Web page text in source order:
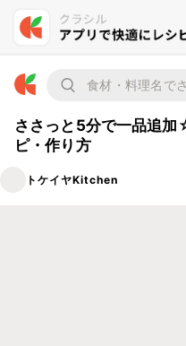
ささっと5分で一品追
ピ・作り方
トケイヤKitchen